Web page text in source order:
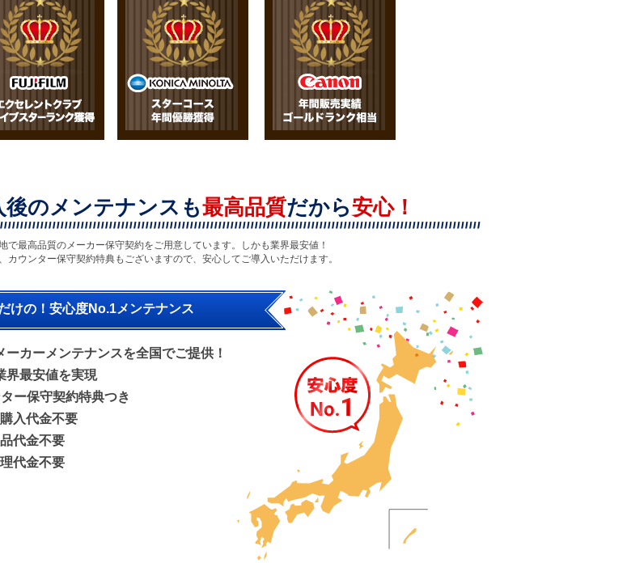
後のメンテナンスも最高品質だから安心！
で最高品質のメーカー保守契約をご用意しています。しかも業界最安値！
カウンター保守契約特典もございますので、安心してご導入いただけます。
けの！安心度No.1メンテナンス
ーカーメンテナンスを全国でご提供！
界最安値を実現
ー保守契約特典つき
入代金不要
代金不要
代金不要